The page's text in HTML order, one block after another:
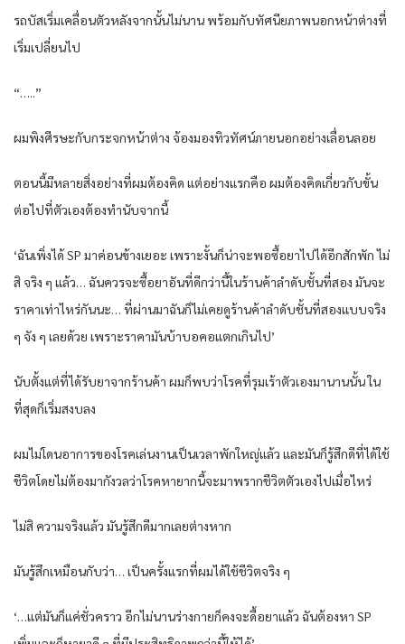
รถบัส​เริ่ม​เคลื่อนตัวหลังจากนั้น​ไม่นาน พร้อมกับทัศนียภาพนอกหน้าต่างที่​
เริ่ม​เปลี่ยน​ไป
“…..”
ผมพิงศีรษะ​กับกระ​จกหน้าต่าง จ้องมองทิวทัศน์ภายนอกอย่าง​เลื่อนลอย
ตอนนี้มีหลายสิ่งอย่างที่ผมต้องคิด ​แต่อย่าง​แรกคือ ผมต้องคิด​เกี่ยวกับขั้น
ต่อ​ไปที่ตัว​เองต้องทำ​นับจากนี้
‘ฉัน​เพิ่ง​ได้ SP มาค่อนข้าง​เยอะ​ ​เพราะ​งั้นก็น่าจะ​พอซื้อยา​ไป​ได้อีกสักพัก ​ไม่
สิ จริง ๆ​ ​แล้ว… ฉันควรจะ​ซื้อยาอันที่ดีกว่านี้​ในร้านค้าลำ​ดับชั้นที่สอง มันจะ​
ราคา​เท่า​ไหร่กันนะ​… ที่ผ่านมาฉันก็​ไม่​เคยดูร้านค้าลำ​ดับชั้นที่สอง​แบบจริง
ๆ​ จัง ๆ​ ​เลยด้วย ​เพราะ​ราคามันบ้าบอคอ​แตก​เกิน​ไป’
นับตั้ง​แต่ที่​ได้รับยาจากร้านค้า ผมก็พบว่า​โรคที่รุม​เร้าตัว​เองมานานนั้น ​ใน
ที่สุดก็​เริ่มสงบลง
ผม​ไม่​โดนอาการของ​โรค​เล่นงาน​เป็น​เวลาพัก​ใหญ่​แล้ว ​และ​มันก็รู้สึกดีที่​ได้​ใช้
ชีวิต​โดย​ไม่ต้องมากังวลว่า​โรคหายากนี้จะ​มาพรากชีวิตตัว​เอง​ไป​เมื่อ​ไหร่
​ไม่สิ ความจริง​แล้ว มันรู้สึกดีมาก​เลยต่างหาก
มันรู้สึก​เหมือนกับว่า… ​เป็นครั้ง​แรกที่ผม​ได้​ใช้ชีวิตจริง ๆ​
‘…​แต่มันก็​แค่ชั่วคราว อีก​ไม่นานร่างกายก็คงจะ​ดื้อยา​แล้ว ฉันต้องหา SP ​